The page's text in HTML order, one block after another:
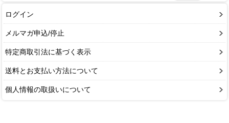
ログイン
メルマガ申込/停止
特定商取引法に基づく表示
送料とお支払い方法について
個人情報の取扱いについて